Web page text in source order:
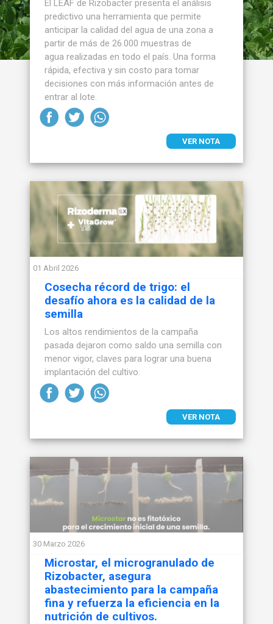
El LEAF de Rizobacter presenta el análisis
predictivo una herramienta que permite
anticipar la calidad del agua de una zona a
partir de más de 26.000 muestras de
agua realizadas en todo el país. Una forma
rápida, efectiva y sin costo para tomar
decisiones con más información antes de
entrar al lote.
VER NOTA
01 Abril 2026
Cosecha récord de trigo: el
desafío ahora es la calidad de la
semilla
Los altos rendimientos de la campaña
pasada dejaron como saldo una semilla con
menor vigor, claves para lograr una buena
implantación del cultivo.
VER NOTA
30 Marzo 2026
Microstar, el microgranulado de
Rizobacter, asegura
abastecimiento para la campaña
fina y refuerza la eficiencia en la
nutrición de cultivos.